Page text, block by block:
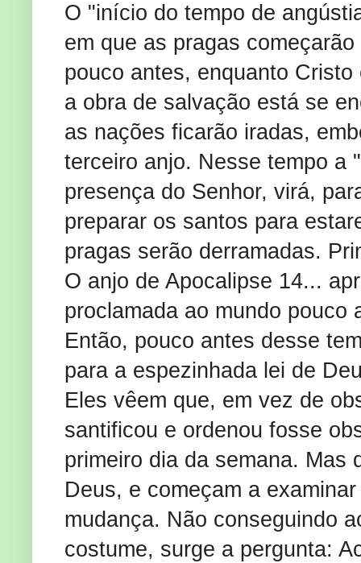
O "início do tempo de
em que as pragas
pouco antes, enquanto
a obra de salvação está se
as nações ficarão iradas,
terceiro anjo. Nesse tempo a
presença do Senhor, virá,
preparar os santos para
pragas serão derramadas.
O anjo de Apocalipse 14...
proclamada ao mundo
Então, pouco antes desse
para a espezinhada lei de
Eles vêem que, em vez de
santificou e ordenou fosse
primeiro dia da semana. Mas
Deus, e começam a
mudança. Não conseguindo
costume, surge a pergunta: